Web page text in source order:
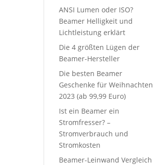
ANSI Lumen oder ISO?
Beamer Helligkeit und
Lichtleistung erklärt
Die 4 größten Lügen der
Beamer-Hersteller
Die besten Beamer
Geschenke für Weihnachten
2023 (ab 99,99 Euro)
Ist ein Beamer ein
Stromfresser? –
Stromverbrauch und
Stromkosten
Beamer-Leinwand Vergleich